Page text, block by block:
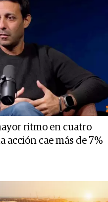
ritmo en cuatro
acción cae más de 7%